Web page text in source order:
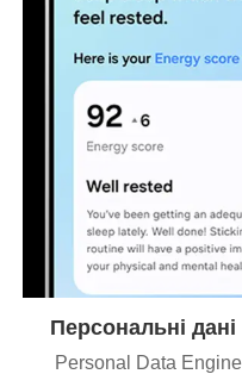
Персональні
Personal Data